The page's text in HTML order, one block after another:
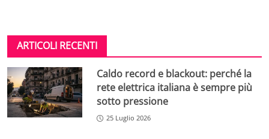
ARTICOLI RECENTI
Caldo record e blackout: perché la
rete elettrica italiana è sempre più
sotto pressione
25 Luglio 2026